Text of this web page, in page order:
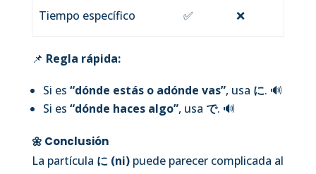
Tiempo específico ✅ ❌
📌 Regla rápida:
Si es “dónde estás o adónde vas”, usa に. 🔊
Si es “dónde haces algo”, usa で. 🔊
🌼 Conclusión
La partícula に (ni)puede parecer complicada al